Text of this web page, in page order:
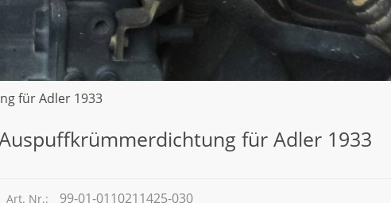
für Adler 1933
für Adler 1933
Art. Nr.: 99-01-0110211425-030